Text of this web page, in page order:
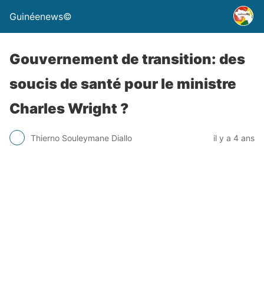
Guinéenews©
Gouvernement de transition: des
soucis de santé pour le ministre
Charles Wright ?
Thierno Souleymane Diallo il y a 4 ans